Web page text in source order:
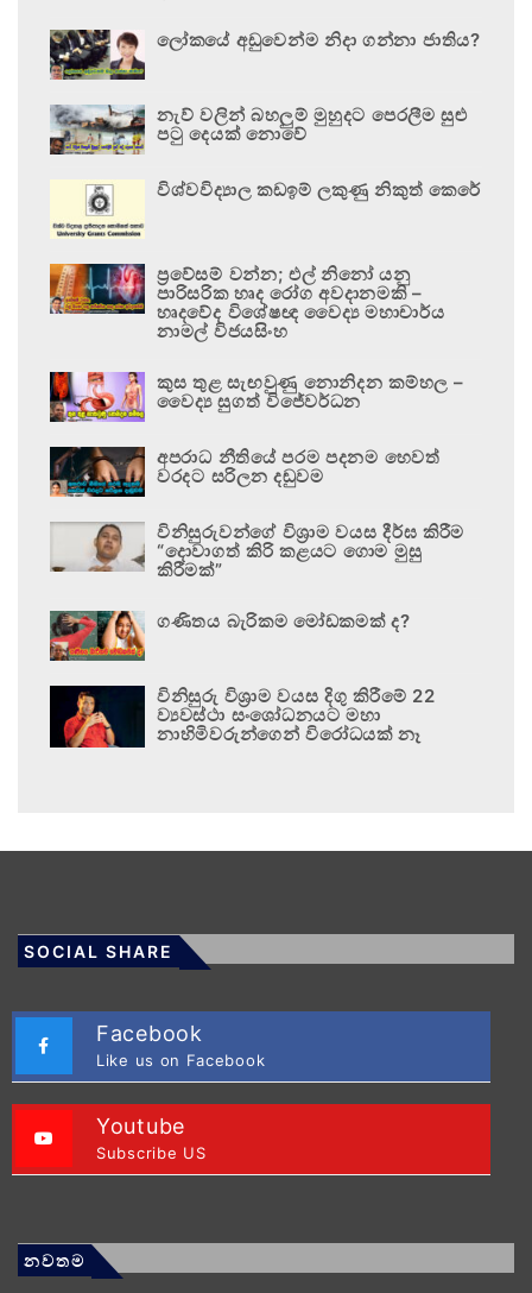
ලෝකයේ අඩුවෙන්ම නිදා ගන්නා ජාතිය?
නැව් වලින් බහලුම් මුහුදට පෙරලීම සුළු
පටු දෙයක් නොවේ
විශ්වවිද්‍යාල කඩඉම් ලකුණු නිකුත් කෙරේ
ප්‍රවේසම් වන්න; එල් නිනෝ යනු
පාරිසරික හෘද රෝග අවදානමකි –
හෘදවේද විශේෂඥ වෛද්‍ය මහාචාර්ය
නාමල් විජයසිංහ
කුස තුළ සැඟවුණු නොනිදන කම්හල –
වෛද්‍ය සුගත් විජේවර්ධන
අපරාධ නීතියේ පරම පදනම හෙවත්
වරදට සරිලන දඬුවම
විනිසුරුවන්ගේ විශ්‍රාම වයස දීර්ඝ කිරීම
“දොවාගත් කිරි කළයට ගොම මුසු
කිරීමක්”
ගණිතය බැරිකම මෝඩකමක් ද?
විනිසුරු විශ්‍රාම වයස දිගු කිරීමේ 22
ව්‍යවස්ථා සංශෝධනයට මහා
නාහිමිවරුන්ගෙන් විරෝධයක් නෑ
SOCIAL SHARE
Facebook
Like us on Facebook
Youtube
Subscribe US
නවතම